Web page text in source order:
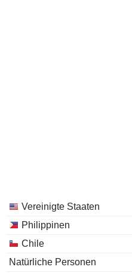
Vereinigte Staaten
Philippinen
Chile
Natürliche Personen